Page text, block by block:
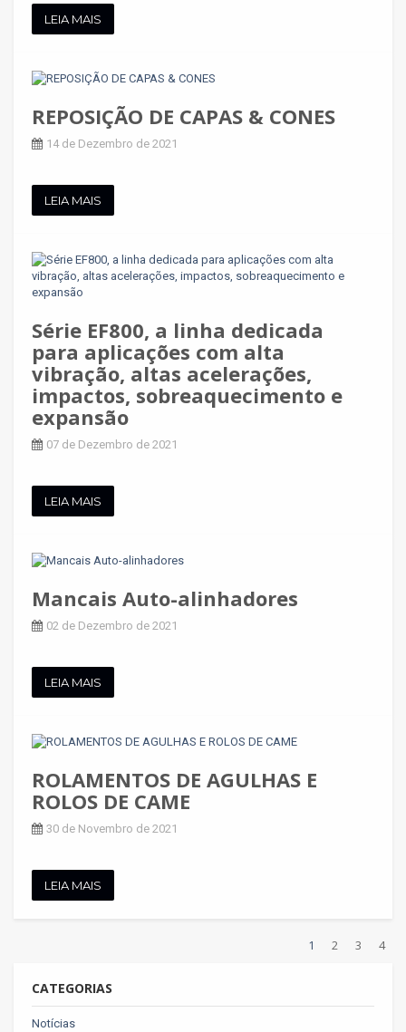
LEIA MAIS
REPOSIÇÃO DE CAPAS & CONES
14 de Dezembro de 2021
LEIA MAIS
Série EF800, a linha dedicada
para aplicações com alta
vibração, altas acelerações,
impactos, sobreaquecimento e
expansão
07 de Dezembro de 2021
LEIA MAIS
Mancais Auto-alinhadores
02 de Dezembro de 2021
LEIA MAIS
ROLAMENTOS DE AGULHAS E
ROLOS DE CAME
30 de Novembro de 2021
LEIA MAIS
1 2 3 4
CATEGORIAS
Notícias